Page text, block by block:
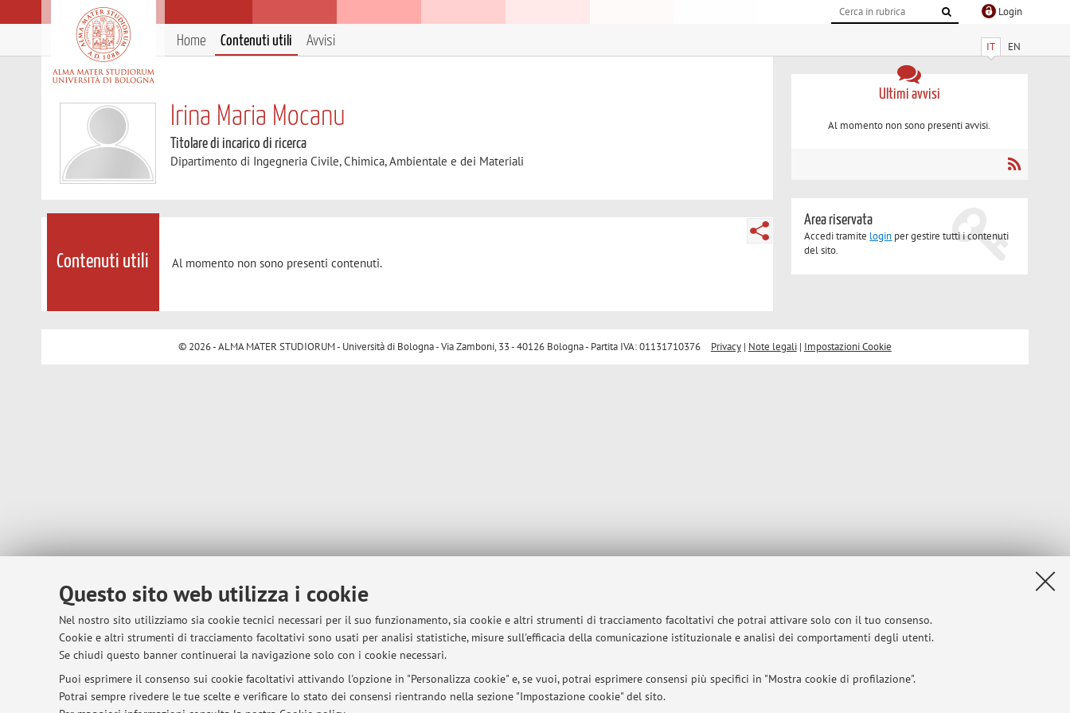
Questo sito web utilizza i cookie
Nel nostro sito utilizziamo sia cookie tecnici necessari per il suo funzionamento, sia cookie e altri strumenti di tracciamento facoltativi che potrai attivare solo con il tuo consenso.
Cookie e altri strumenti di tracciamento facoltativi sono usati per analisi statistiche, misure sull'efficacia della comunicazione istituzionale e analisi dei comportamenti degli utenti.
Se chiudi questo banner continuerai la navigazione solo con i cookie necessari.
Puoi esprimere il consenso sui cookie facoltativi attivando l'opzione in "Personalizza cookie" e, se vuoi, potrai esprimere consensi più specifici in "Mostra cookie di profilazione".
Potrai sempre rivedere le tue scelte e verificare lo stato dei consensi rientrando nella sezione "Impostazione cookie" del sito.
Login
IT EN
Home Contenuti utili Avvisi
Irina Maria Mocanu
Titolare di incarico di ricerca
Dipartimento di Ingegneria Civile, Chimica, Ambientale e dei Materiali
Contenuti utili Al momento non sono presenti contenuti.
Ultimi avvisi
Al momento non sono presenti avvisi.
Area riservata
Accedi tramite login per gestire tutti i contenuti
del sito.
© 2026 - ALMA MATER STUDIORUM - Università di Bologna - Via Zamboni, 33 - 40126 Bologna - Partita IVA: 01131710376 Privacy| Note legali| Impostazioni Cookie